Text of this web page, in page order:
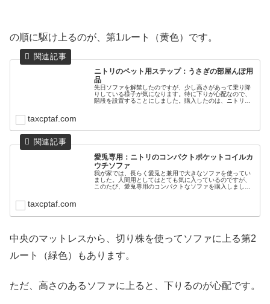
の順に駆け上るのが、第1ルート（黄色）です。
ニトリのペット用ステップ：うさぎの部屋んぽ用
品
先日ソファを解禁したのですが、少し高さがあって乗り降
りしている様子が気になります。特に下りが心配なので、
階段を設置することにしました。購入したのは、ニトリの
taxcptaf.com
愛兎専用：ニトリのコンパクトポケットコイルカ
ウチソファ
我が家では、長らく愛兎と兼用で大きなソファを使ってい
ました。人間用としてはとても気に入っているのですが、
このたび、愛兎専用のコンパクトなソファを購入しました
taxcptaf.com
中央のマットレスから、切り株を使ってソファに上る第2
ルート（緑色）もあります。
ただ、高さのあるソファに上ると、下りるのが心配です。